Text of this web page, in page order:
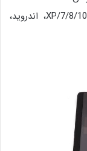
پشتیبانی از سیستم عامل های ویندوز XP/7/8/10، اندروید،